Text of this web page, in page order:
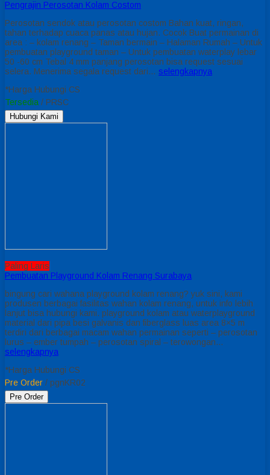
Pengrajin Perosotan Kolam Costom
Perosotan sendok atau perosotan costom Bahan kuat, ringan,
tahan terhadap cuaca panas atau hujan. Cocok Buat permainan di
area : – kolam renang – Taman bermain – Halaman Rumah – Untuk
pembuatan playground taman – Untuk pembuatan waterplay lebar
50 -60 cm Tebal 4 mm panjang perosotan bisa request sesuai
selera. Menerima segala request dari… selengkapnya
*Harga Hubungi CS
Tersedia / PRSC
Hubungi Kami
Paling Laris
Pembuatan Playground Kolam Renang Surabaya
bingung cari wahana playground kolam renang? yuk sini, kami
produsen berbagai fasilitas wahan kolam renang, untuk info lebih
lanjut bisa hubungi kami. playground kolam atau waterplayground
material dari pipa besi galvanis dan fiberglass luas area 8×5 m
terdiri dari berbagai macam wahan permainan seperti – perosotan
lurus – ember tumpah – perosotan spiral – terowongan…
selengkapnya
*Harga Hubungi CS
Pre Order / pgnKR02
Pre Order